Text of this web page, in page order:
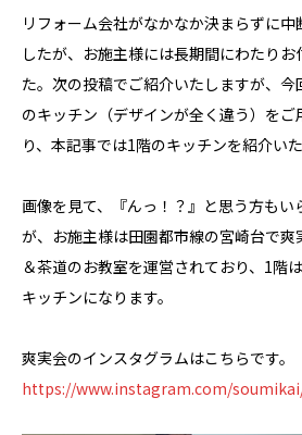
リフォーム会社がなかなか決まらずに
したが、お施主様には長期間にわたり
た。次の投稿でご紹介いたしますが、
のキッチン（デザインが全く違う）を
り、本記事では1階のキッチンを紹介いた
画像を見て、『んっ！？』と思う方もい
が、お施主様は田園都市線の宮崎台で
＆茶道のお教室を運営されており、1階
キッチンになります。
爽実会のインスタグラムはこちらです。
https://www.instagram.com/